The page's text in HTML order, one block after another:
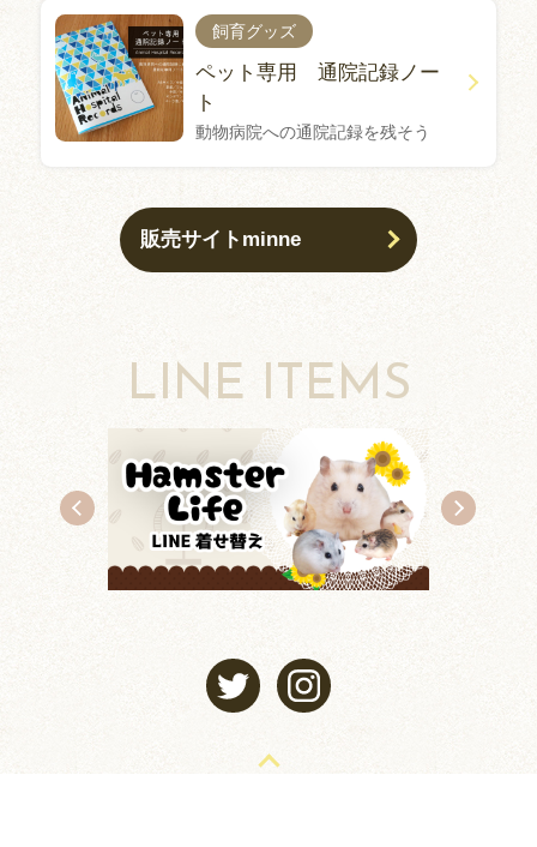
飼育グッズ
ペット専用 通院記録ノー
ト
動物病院への通院記録を残そう
販売サイトminne
LINE ITEMS